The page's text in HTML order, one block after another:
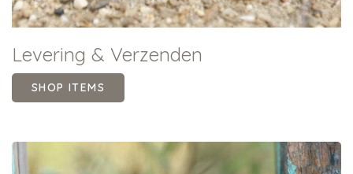
Levering & Verzenden
SHOP ITEMS